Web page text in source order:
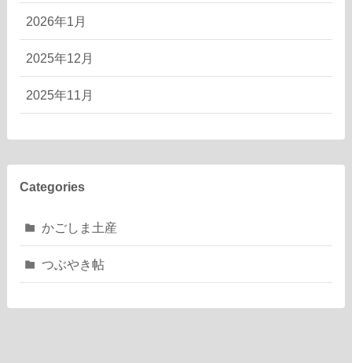
2026年1月
2025年12月
2025年11月
Categories
かごしま土産
つぶやき帖